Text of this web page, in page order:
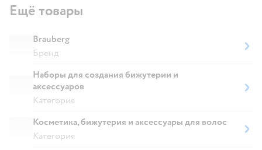
Ещё товары
Brauberg
Бренд
Наборы для создания бижутерии и
аксессуаров
Категория
Косметика, бижутерия и аксессуары для волос
Категория